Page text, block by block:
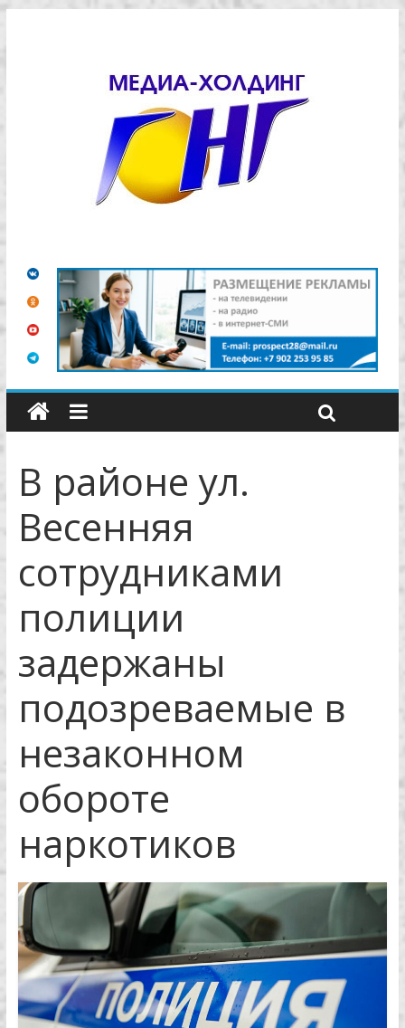
В районе ул.
Весенняя
сотрудниками
полиции
задержаны
подозреваемые в
незаконном
обороте
наркотиков